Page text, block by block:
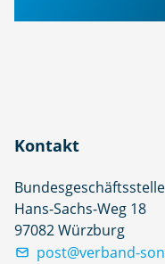
Kontakt
Bundesgeschäftsstelle
Hans-Sachs-Weg 18
97082 Würzburg
post@verband-